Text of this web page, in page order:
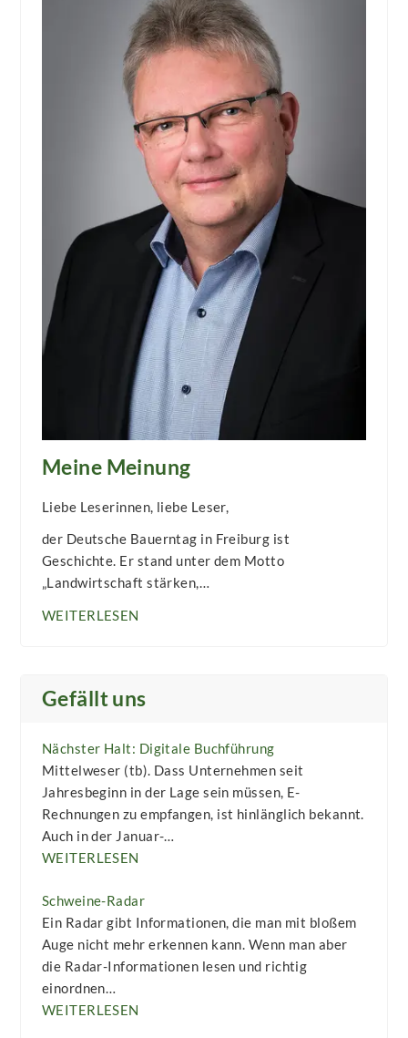
Meine Meinung
Liebe Leserinnen, liebe Leser,
der Deutsche Bauerntag in Freiburg ist
Geschichte. Er stand unter dem Motto
„Landwirtschaft stärken,…
WEITERLESEN
Gefällt uns
Nächster Halt: Digitale Buchführung
Mittelweser (tb). Dass Unternehmen seit
Jahresbeginn in der Lage sein müssen, E-
Rechnungen zu empfangen, ist hinlänglich bekannt.
Auch in der Januar-…
WEITERLESEN
Schweine-Radar
Ein Radar gibt Informationen, die man mit bloßem
Auge nicht mehr erkennen kann. Wenn man aber
die Radar-Informationen lesen und richtig
einordnen…
WEITERLESEN